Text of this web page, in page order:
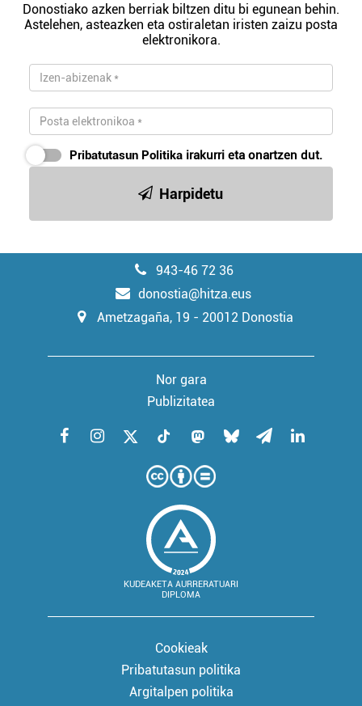
Donostiako azken berriak biltzen ditu bi egunean behin.
Astelehen, asteazken eta ostiraletan iristen zaizu posta
elektronikora.
Pribatutasun Politika irakurri eta onartzen dut.
Harpidetu
943-46 72 36
donostia@hitza.eus
Ametzagaña, 19 - 20012 Donostia
Nor gara
Publizitatea
KUDEAKETA AURRERATUARI
DIPLOMA
Cookieak
Pribatutasun politika
Argitalpen politika